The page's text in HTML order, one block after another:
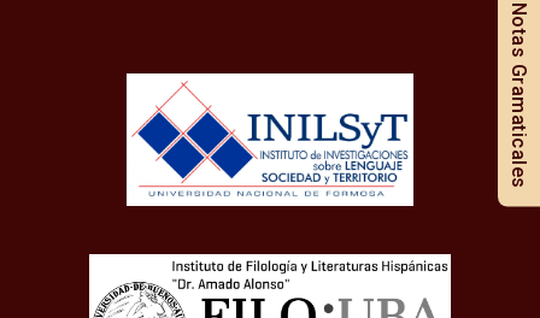
Notas Gramaticales